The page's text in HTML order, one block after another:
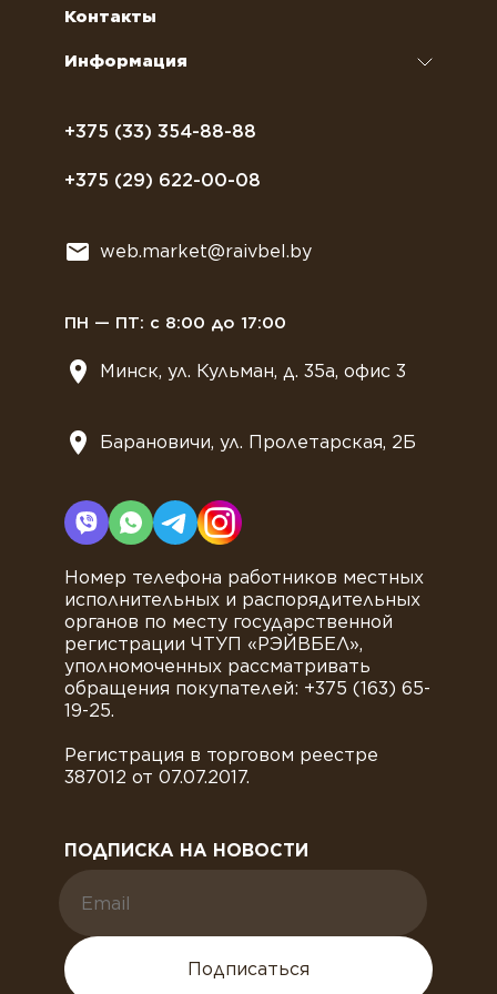
+375 (33) 354-88-88
+375 (29) 622-00-08
web.market@raivbel.by
ПН — ПТ: с 8:00 до 17:00
Минск, ул. Кульман, д. 35а, офис 3
Барановичи, ул. Пролетарская, 2Б
Номер телефона работников местных
исполнительных и распорядительных
органов по месту государственной
регистрации ЧТУП «РЭЙВБЕЛ»,
уполномоченных рассматривать
обращения покупателей: +375 (163) 65-
19-25.
Регистрация в торговом реестре
387012 от 07.07.2017.
ПОДПИСКА НА НОВОСТИ
Подписаться
Курсы бариста
Условия доставки
Контакты
Информация
Договор оферты